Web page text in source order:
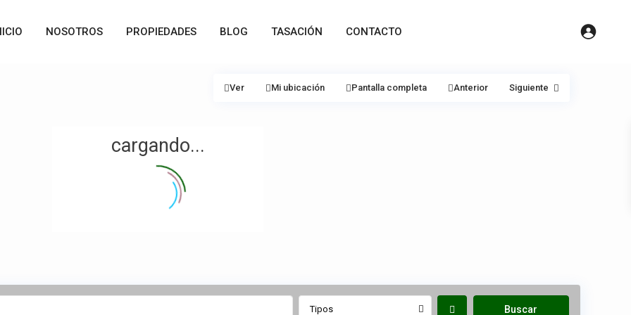
NOSOTROS PROPIEDADES BLOG TASACIÓN CONTACTO
cargando...
Ver Mi ubicación Pantalla completa Anterior Siguiente
Tipos